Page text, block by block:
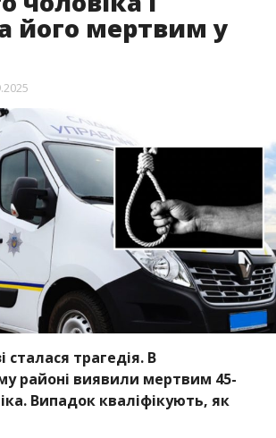
його мертвим у
сталася трагедія. В
районі виявили мертвим 45-
Випадок кваліфікують, як